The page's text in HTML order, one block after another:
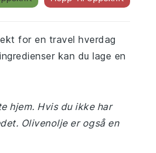
for en travel hverdag
kan du lage en
hjem. Hvis du ikke har
Olivenolje er også en